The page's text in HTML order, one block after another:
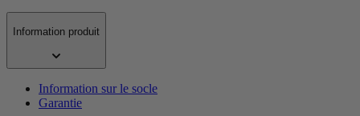
Information produit
Information sur le socle
Garantie